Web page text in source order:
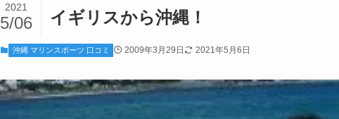
イギリスから沖縄！
2021
5/06
沖縄 マリンスポーツ 口コミ 2009年3月29日 2021年5月6日